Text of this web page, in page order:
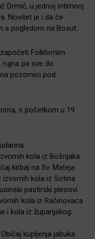
Drmić, u jednoj intimnoj
Novitet je i da će
s pogledom na Bosut.
Folklornim
rujna pa sve do
pozornici pod
s početkom u 19
kola iz Bošnjaka
kirbaj na Sv. Mateja
izvornih kola iz Sotina
pastirski plesovi
kola iz Račinovaca
i kola iz županjskog
kupljenja jabuka